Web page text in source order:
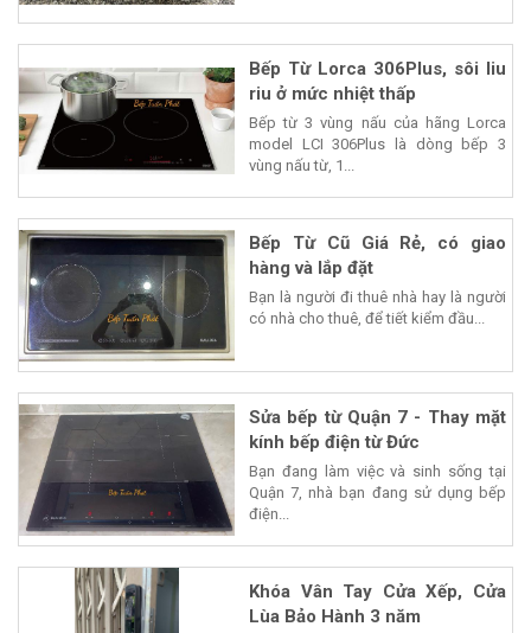
Bếp Từ Lorca 306Plus, sôi liu
riu ở mức nhiệt thấp
Bếp từ 3 vùng nấu của hãng Lorca
model LCI 306Plus là dòng bếp 3
vùng nấu từ, 1...
Bếp Từ Cũ Giá Rẻ, có giao
hàng và lắp đặt
Bạn là người đi thuê nhà hay là người
có nhà cho thuê, để tiết kiểm đầu...
Sửa bếp từ Quận 7 - Thay mặt
kính bếp điện từ Đức
Bạn đang làm việc và sinh sống tại
Quận 7, nhà bạn đang sử dụng bếp
điện...
Khóa Vân Tay Cửa Xếp, Cửa
Lùa Bảo Hành 3 năm